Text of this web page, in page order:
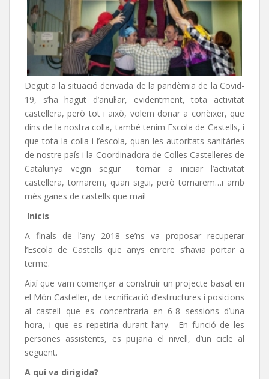
Degut a la situació derivada de la pandèmia de la Covid-
19, s’ha hagut d’anul·lar, evidentment, tota activitat
castellera, però tot i això, volem donar a conèixer, que
dins de la nostra colla, també tenim Escola de Castells, i
que tota la colla i l’escola, quan les autoritats sanitàries
de nostre país i la Coordinadora de Colles Castelleres de
Catalunya vegin segur tornar a iniciar l’activitat
castellera, tornarem, quan sigui, però tornarem…i amb
més ganes de castells que mai!
Inicis
A finals de l’any 2018 se’ns va proposar recuperar
l’Escola de Castells que anys enrere s’havia portar a
terme.
Així que vam començar a construir un projecte basat en
el Món Casteller, de tecnificació d’estructures i posicions
al castell que es concentraria en 6-8 sessions d’una
hora, i que es repetiria durant l’any. En funció de les
persones assistents, es pujaria el nivell, d’un cicle al
següent.
A quí va dirigida?